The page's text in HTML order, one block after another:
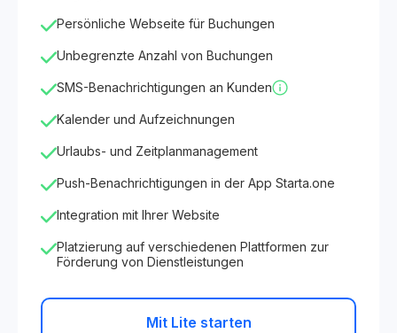
Persönliche Webseite für Buchungen
Unbegrenzte Anzahl von Buchungen
SMS-Benachrichtigungen an Kunden
Kalender und Aufzeichnungen
Urlaubs- und Zeitplanmanagement
Push-Benachrichtigungen in der App Starta.one
Integration mit Ihrer Website
Platzierung auf verschiedenen Plattformen zur
Förderung von Dienstleistungen
Mit Lite starten